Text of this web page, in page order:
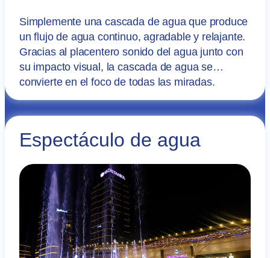
Simplemente una cascada de agua que produce
un flujo de agua continuo, agradable y relajante.
Gracias al placentero sonido del agua junto con
su impacto visual, la cascada de agua se
convierte en el foco de todas las miradas.
Espectáculo de agua